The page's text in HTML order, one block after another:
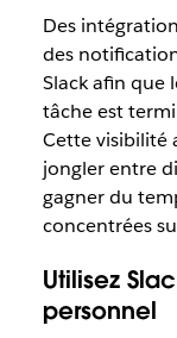
Des
des
Slack afin que
tâche est
Cette visibilité
jongler entre
gagner du
concentrées
Utilisez
personnel